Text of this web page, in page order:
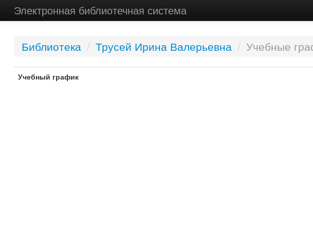
Электронная библиотечная система
Библиотека / Трусей Ирина Валерьевна / Учебные
Учебный график